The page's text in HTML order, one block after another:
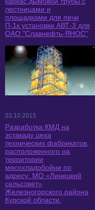
лестницами и
площадками для печи
П-1к установки АВТ-3 для
ОАО "Славнефть-ЯНОС"
03.10.2015
Разработка КМД на
эстакаду цеха
технических фабрикатов,
расположенного на
территории
мясохладобойни по
адресу: МО «Линецкий
сельсовет»
Железногорского района
Курской области.